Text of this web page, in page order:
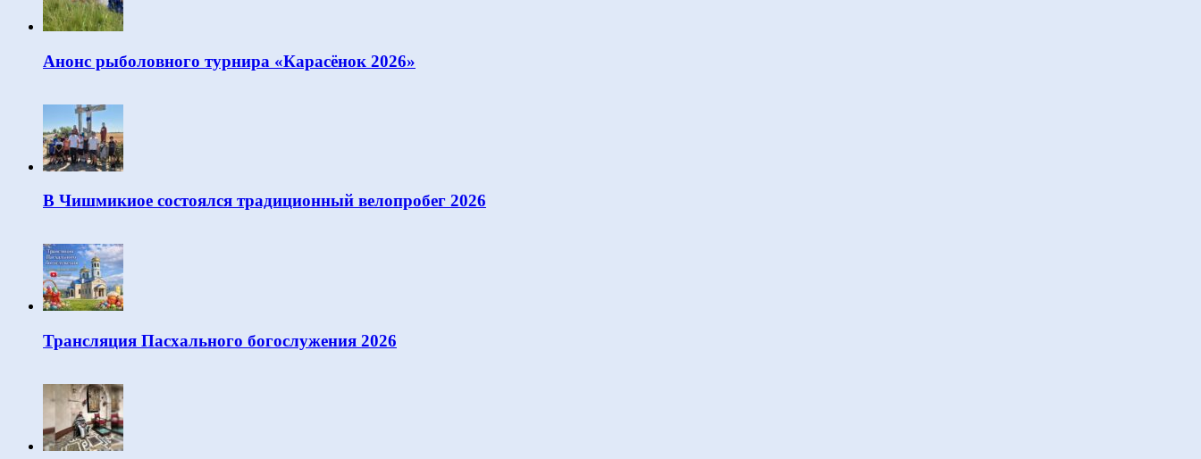
Анонс рыболовного турнира «Карасёнок 2026»
В Чишмикиое состоялся традиционный велопробег 2026
Трансляция Пасхального богослужения 2026